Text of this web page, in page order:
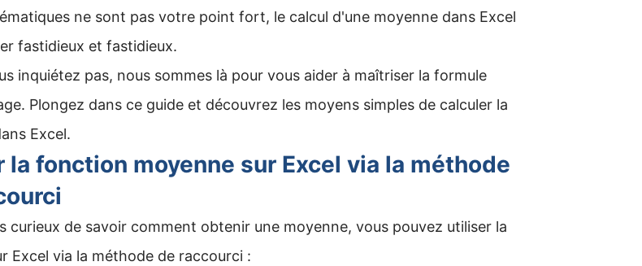
ne sont pas votre point fort, le calcul d'une moyenne dans Excel
fastidieux et fastidieux.
inquiétez pas, nous sommes là pour vous aider à maîtriser la formule
Plongez dans ce guide et découvrez les moyens simples de calculer la
Excel.
la fonction moyenne sur Excel via la méthode
curieux de savoir comment obtenir une moyenne, vous pouvez utiliser la
Excel via la méthode de raccourci :